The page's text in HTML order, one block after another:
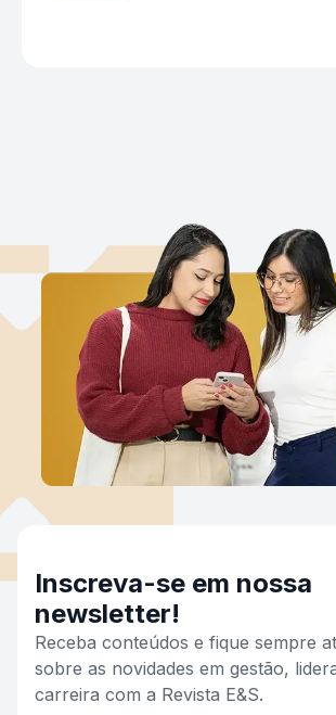
Inscreva-se em nossa
newsletter!
Receba conteúdos e fique sempre
sobre as novidades em gestão,
carreira com a Revista E&S.